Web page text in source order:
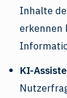
Inhalte
erkennen
KI-